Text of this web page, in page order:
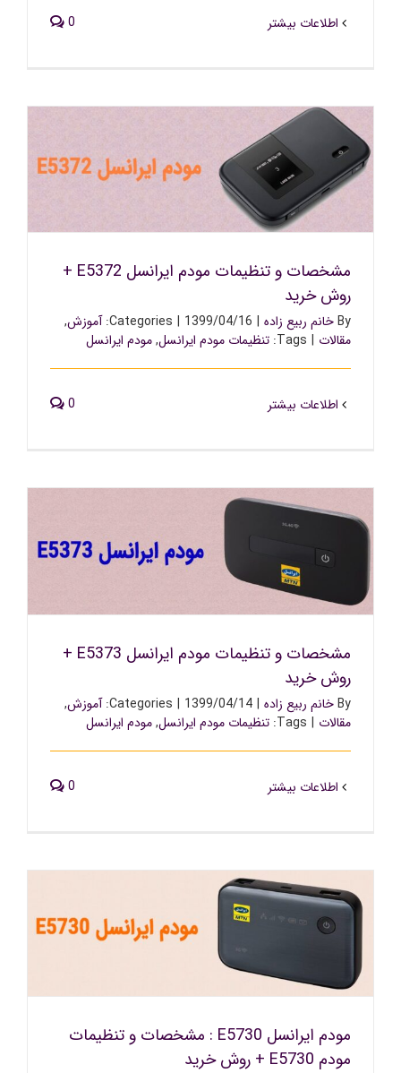
اطلاعات بیشتر 0
مشخصات و تنظیمات مودم ایرانسل E5372 + روش خرید
مشخصات و تنظیمات مودم ایرانسل E5372 +
روش خرید
Byخانم ربیع زاده |
1399/04/16
|
Categories: آموزش,
مقالات |
Tags: تنظیمات مودم ایرانسل,مودم ایرانسل
اطلاعات بیشتر 0
مشخصات و تنظیمات مودم ایرانسل E5373 + روش خرید
مشخصات و تنظیمات مودم ایرانسل E5373 +
روش خرید
Byخانم ربیع زاده |
1399/04/14
|
Categories: آموزش,
مقالات |
Tags: تنظیمات مودم ایرانسل,مودم ایرانسل
اطلاعات بیشتر 0
روش خرید
مودم ایرانسل E5730 : مشخصات و تنظیمات
مودم E5730 + روش خرید